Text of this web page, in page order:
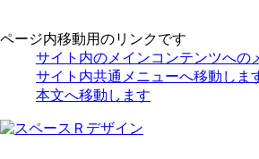
ページ内移動用のリンクです
サイト内のメインコンテンツへの
サイト内共通メニューへ移動しま
本文へ移動します